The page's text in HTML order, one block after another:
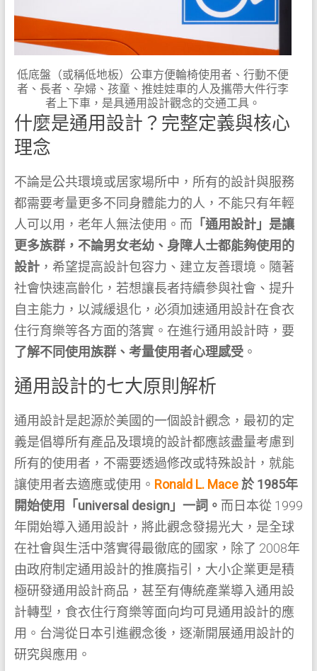
低底盤（或稱低地板）公車方便輪椅使用者、行動不便
者、長者、孕婦、孩童、推娃娃車的人及攜帶大件行李
者上下車，是具通用設計觀念的交通工具。
什麼是通用設計？完整定義與核心
理念
不論是公共環境或居家場所中，所有的設計與服務
都需要考量更多不同身體能力的人，不能只有年輕
人可以用，老年人無法使用。而 「通用設計」是讓
更多族群，不論男女老幼、身障人士都能夠使用的
設計，希望提高設計包容力、建立友善環境。隨著
社會快速高齡化，若想讓長者持續參與社會、提升
自主能力，以減緩退化，必須加速通用設計在食衣
住行育樂等各方面的落實。在進行通用設計時，要
了解不同使用族群、考量使用者心理感受。
通用設計的七大原則解析
通用設計是起源於美國的一個設計觀念，最初的定
義是倡導所有產品及環境的設計都應該盡量考慮到
所有的使用者，不需要透過修改或特殊設計，就能
讓使用者去適應或使用。 Ronald L. Mace於 1985年
開始使用「universal design」一詞。 而日本從 1999
年開始導入通用設計，將此觀念發揚光大，是全球
在社會與生活中落實得最徹底的國家，除了 2008年
由政府制定通用設計的推廣指引，大小企業更是積
極研發通用設計商品，甚至有傳統產業導入通用設
計轉型，食衣住行育樂等面向均可見通用設計的應
用。台灣從日本引進觀念後，逐漸開展通用設計的
研究與應用。